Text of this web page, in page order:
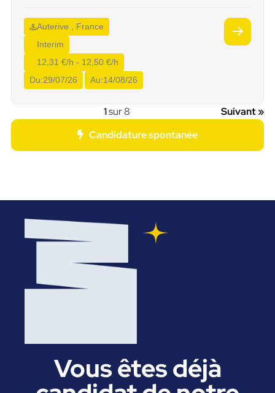
Auterive , France
Interim
12,31 €/h - 12,50 €/h
Du:29/07/26 Au:14/08/26
1sur 8
Suivant »
Candidature spontanée
Vous êtes déjà